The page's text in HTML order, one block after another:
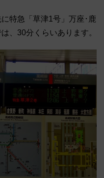
特急「草津1号」万座･鹿
、30分くらいあります。